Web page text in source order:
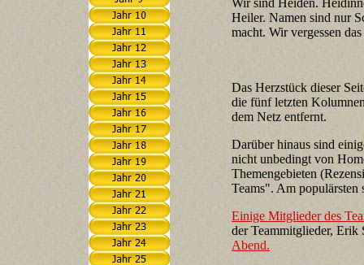
Wir sind Heiden.
Heiler. Namen sind nur
macht. Wir vergessen
Das Herzstück dieser
die fünf letzten
dem Netz entfernt.
Darüber hinaus sind
nicht unbedingt von
Themengebieten
Teams". Am
Einige Mitglieder des
der Teammitglieder, Erik
Abend.